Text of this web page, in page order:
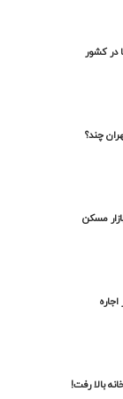
چند؟
مسکن
بالا رفت!